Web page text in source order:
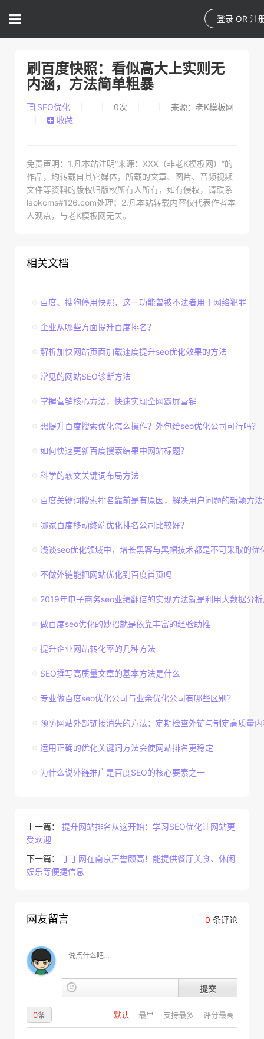
登录 OR 注
刷百度快照：看似高大上实则无
内涵，方法简单粗暴
SEO优化 0次
来源：老K模板网
收藏
免责声明：1.凡本站注明“来源：XXX（非老K模板网）”的
作品，均转载自其它媒体，所载的文章、图片、音频视频
文件等资料的版权归版权所有人所有，如有侵权，请联系
laokcms#126.com处理；2.凡本站转载内容仅代表作者本
人观点，与老K模板网无关。
相关文档
百度、搜狗停用快照，这一功能曾被不法者用于网络犯罪
企业从哪些方面提升百度排名？
解析加快网站页面加载速度提升seo优化效果的方法
常见的网站SEO诊断方法
掌握营销核心方法，快速实现全网霸屏营销
想提升百度搜索优化怎么操作？外包给seo优化公司可行吗？
如何快速更新百度搜索结果中网站标题？
科学的软文关键词布局方法
百度关键词搜索排名靠前是有原因，解决用户问题的新颖方
哪家百度移动终端优化排名公司比较好？
浅谈seo优化领域中，增长黑客与黑帽技术都是不可采取的优
不做外链能把网站优化到百度首页吗
2019年电子商务seo业绩翻倍的实现方法就是利用大数据分
做百度seo优化的妙招就是依靠丰富的经验助推
提升企业网站转化率的几种方法
SEO撰写高质量文章的基本方法是什么
专业做百度seo优化公司与业余优化公司有哪些区别？
预防网站外部链接消失的方法：定期检查外链与制定高质量
运用正确的优化关键词方法会使网站排名更稳定
为什么说外链推广是百度SEO的核心要素之一
上一篇： 提升网站排名从这开始：学习SEO优化让网站更
受欢迎
下一篇： 丁丁网在南京声誉颇高！能提供餐厅美食、休闲
娱乐等便捷信息
0 条评论
网友留言
提交
默认 最早 支持最多 评分最高
0条